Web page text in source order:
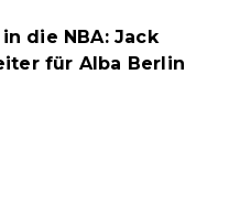
die NBA: Jack
für Alba Berlin